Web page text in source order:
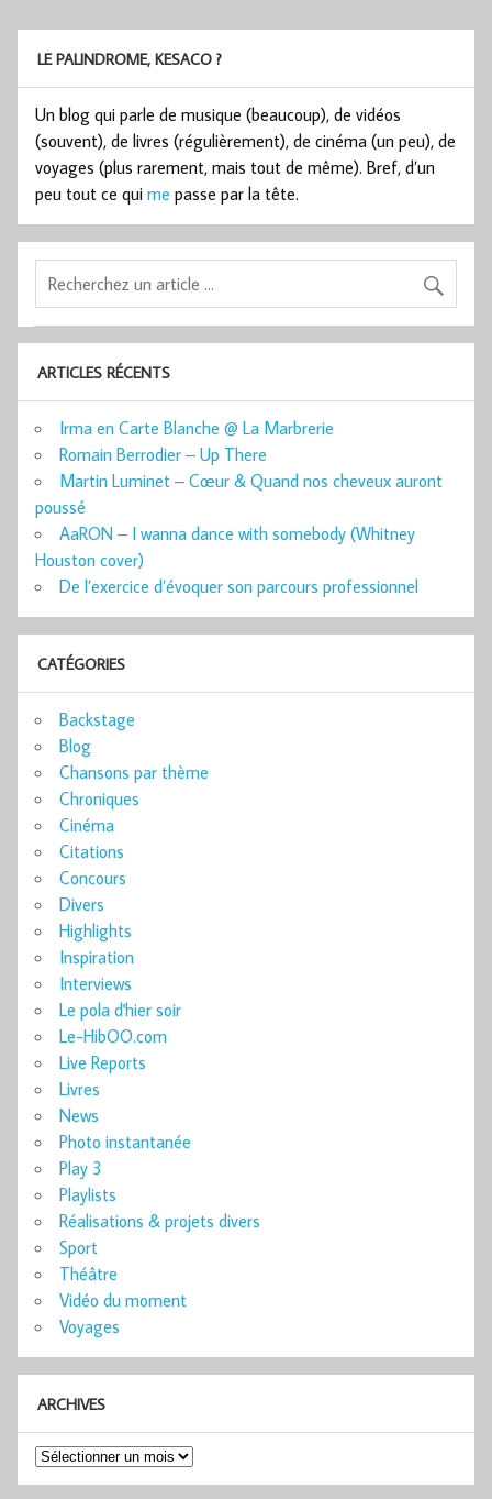
LE PALINDROME, KESACO ?
Un blog qui parle de musique (beaucoup), de vidéos
(souvent), de livres (régulièrement), de cinéma (un peu), de
voyages (plus rarement, mais tout de même). Bref, d’un
peu tout ce qui me passe par la tête.
ARTICLES RÉCENTS
Irma en Carte Blanche @ La Marbrerie
Romain Berrodier – Up There
Martin Luminet – Cœur & Quand nos cheveux auront
poussé
AaRON – I wanna dance with somebody (Whitney
Houston cover)
De l’exercice d’évoquer son parcours professionnel
CATÉGORIES
Backstage
Blog
Chansons par thème
Chroniques
Cinéma
Citations
Concours
Divers
Highlights
Inspiration
Interviews
Le pola d'hier soir
Le-HibOO.com
Live Reports
Livres
News
Photo instantanée
Play 3
Playlists
Réalisations & projets divers
Sport
Théâtre
Vidéo du moment
Voyages
ARCHIVES
Archives